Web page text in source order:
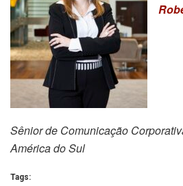
Sênior de Comunicação
América do Sul
Tags: